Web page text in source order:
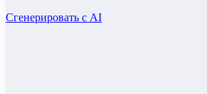
Сгенерировать с AI